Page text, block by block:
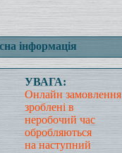
інформація
УВАГА:
Онлайн замовлення
зроблені в
неробочий час
обробляються
на наступний